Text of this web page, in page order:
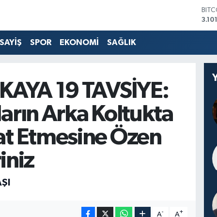
SPOR EKONOMİ SAĞLIK
19 TAVSİYE:
Arka Koltukta
Etmesine Özen
A- A+